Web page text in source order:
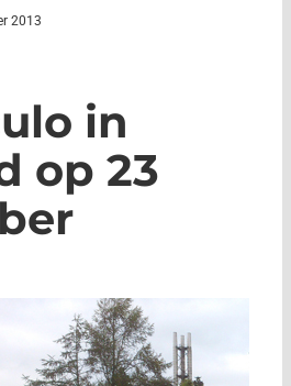
2013
in
op 23